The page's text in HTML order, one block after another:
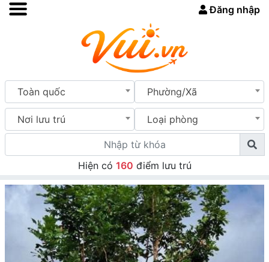
Đăng nhập
Toàn quốc Phường/Xã
Nơi lưu trú Loại phòng
Hiện có 160 điểm lưu trú